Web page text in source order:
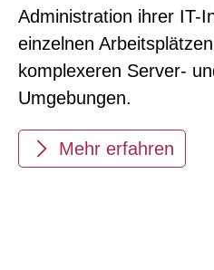
Administration ihrer IT-
einzelnen
komplexeren Server-
Umgebungen.
Mehr erfahren